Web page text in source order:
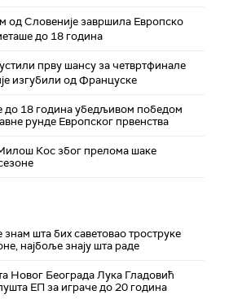
од Словеније завршила Европско
до 18 година
прву шансу за четвртфинале
изгубили од Француске
до 18 година убедљивом победом
рунде Европског првенства
Кос због прелома шаке
шта бих саветовао троструке
најбоље знају шта раде
Новог Београда Лука Гладовић
ЕП за играче до 20 година